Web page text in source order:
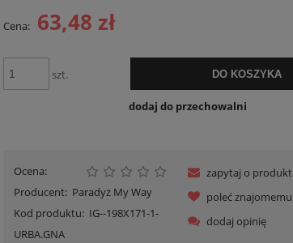
Cena nie zawiera ewentualnych kosztów
Cena: 63,48 zł
szt. DO KOSZYKA
dodaj do przechowalni
Ocena:
Producent: Paradyż My Way
Kod produktu: IG--198X171-1-
URBA.GNA
zapytaj o produkt
poleć znajomemu
dodaj opinię